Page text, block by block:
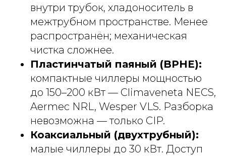
внутри трубок, хладоноситель в
межтрубном пространстве. Менее
распространён; механическая
чистка сложнее.
Пластинчатый паяный (BPHE):
компактные чиллеры мощностью
до 150–200 кВт — Climaveneta NECS,
Aermec NRL, Wesper VLS. Разборка
невозможна — только CIP.
Коаксиальный (двухтрубный):
малые чиллеры до 30 кВт. Доступ